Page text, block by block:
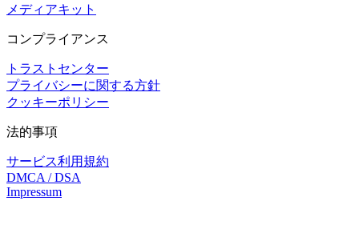
メディアキット
コンプライアンス
トラストセンター
プライバシーに関する方針
クッキーポリシー
法的事項
サービス利用規約
DMCA / DSA
Impressum